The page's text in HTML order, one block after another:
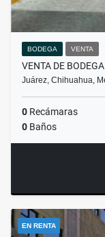
BODEGA VENTA
VENTA DE
Juárez, Chihuahua,
0 Recámaras
0 Baños
EN RENTA